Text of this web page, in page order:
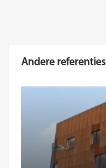
Andere referenties